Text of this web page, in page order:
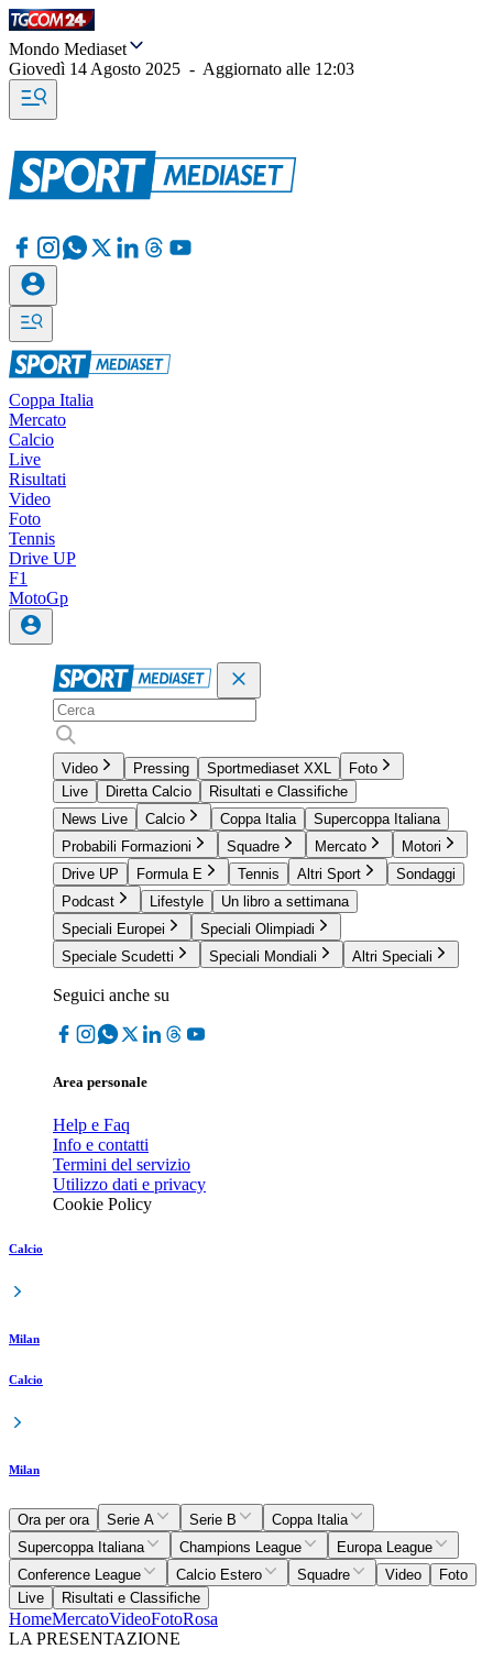
Mondo Mediaset
Giovedì 14 Agosto 2025 - Aggiornato alle 12:03
Coppa Italia
Mercato
Calcio
Live
Risultati
Video
Foto
Tennis
Drive UP
F1
MotoGp
Video Pressing Sportmediaset XXL
Foto
Live
Diretta Calcio
Risultati e Classifiche
News Live
Calcio Coppa Italia
Supercoppa Italiana
Probabili Formazioni
Squadre Mercato
Motori
Drive UP
Formula E Tennis Altri Sport
Sondaggi
Podcast
Lifestyle
Un libro a settimana
Speciali Europei
Speciali Olimpiadi
Speciale Scudetti
Speciali Mondiali Altri Speciali
Seguici anche su
Area personale
Help e Faq
Info e contatti
Termini del servizio
Utilizzo dati e privacy
Cookie Policy
Calcio
Milan
Calcio
Milan
Ora per ora Serie A Serie B
Coppa Italia
Supercoppa Italiana
Champions League
Europa League
Conference League
Calcio Estero Squadre Video
Foto
Live
Risultati e Classifiche
HomeMercatoVideoFotoRosa
LA PRESENTAZIONE